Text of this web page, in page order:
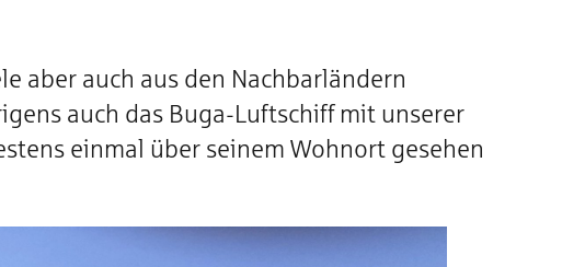
aber auch aus den Nachbarländern
auch das Buga-Luftschiff mit unserer
einmal über seinem Wohnort gesehen